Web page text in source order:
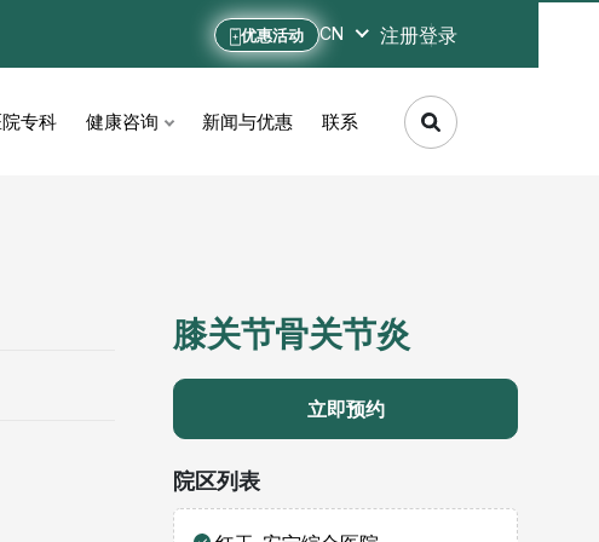
优惠活动 CN 注册登录
专科 健康咨询 新闻与优惠 联系
膝关节骨关节炎
立即预约
院区列表